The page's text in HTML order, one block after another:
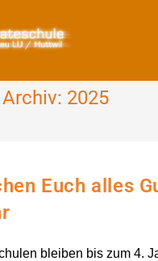
2025
Euch alles
bleiben bis zum 4.